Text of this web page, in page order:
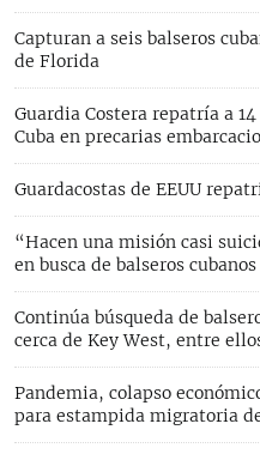
Capturan a seis balseros
de Florida
Guardia Costera repatría a
Cuba en precarias
Guardacostas de EEUU
“Hacen una misión casi
en busca de balseros
Continúa búsqueda de
cerca de Key West, entre
Pandemia, colapso
para estampida migratoria